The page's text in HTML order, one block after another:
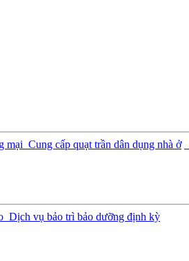
mại Cung cấp quạt trần dân dụng nhà ở
Dịch vụ bảo trì bảo dưỡng định kỳ